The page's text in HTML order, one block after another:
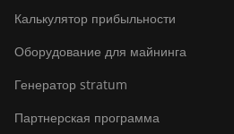
Калькулятор прибыльности
Оборудование для майнинга
Генератор stratum
Партнерская программа